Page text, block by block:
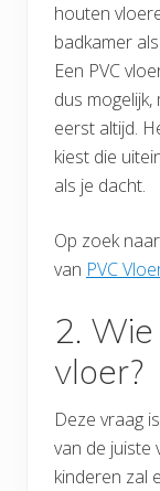
houten
badkamer
Een PVC
dus
eerst altijd.
kiest die
als je dacht.
Op zoek
van PVC
2.
vloer?
Deze vraag
van de juiste
kinderen zal